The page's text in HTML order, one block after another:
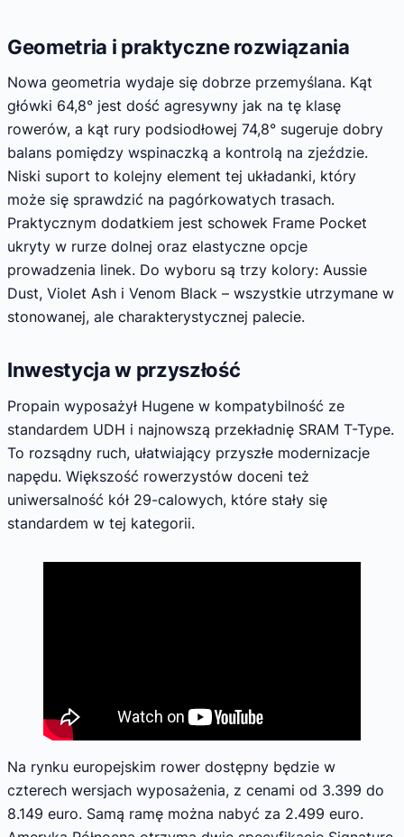
Geometria i praktyczne rozwiązania
Nowa geometria wydaje się dobrze przemyślana. Kąt
główki 64,8° jest dość agresywny jak na tę klasę
rowerów, a kąt rury podsiodłowej 74,8° sugeruje dobry
balans pomiędzy wspinaczką a kontrolą na zjeździe.
Niski suport to kolejny element tej układanki, który
może się sprawdzić na pagórkowatych trasach.
Praktycznym dodatkiem jest schowek Frame Pocket
ukryty w rurze dolnej oraz elastyczne opcje
prowadzenia linek. Do wyboru są trzy kolory: Aussie
Dust, Violet Ash i Venom Black – wszystkie utrzymane w
stonowanej, ale charakterystycznej palecie.
Inwestycja w przyszłość
Propain wyposażył Hugene w kompatybilność ze
standardem UDH i najnowszą przekładnię SRAM T-Type.
To rozsądny ruch, ułatwiający przyszłe modernizacje
napędu. Większość rowerzystów doceni też
uniwersalność kół 29-calowych, które stały się
standardem w tej kategorii.
Na rynku europejskim rower dostępny będzie w
czterech wersjach wyposażenia, z cenami od 3.399 do
8.149 euro. Samą ramę można nabyć za 2.499 euro.